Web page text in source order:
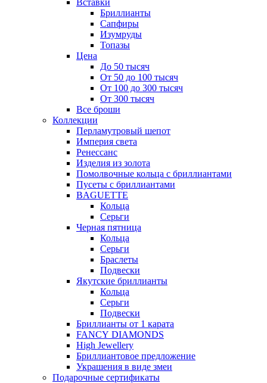
Вставки
Бриллианты
Сапфиры
Изумруды
Топазы
Цена
До 50 тысяч
От 50 до 100 тысяч
От 100 до 300 тысяч
От 300 тысяч
Все броши
Коллекции
Перламутровый шепот
Империя света
Ренессанс
Изделия из золота
Помолвочные кольца с бриллиантами
Пусеты с бриллиантами
BAGUETTE
Кольца
Серьги
Черная пятница
Кольца
Серьги
Браслеты
Подвески
Якутские бриллианты
Кольца
Серьги
Подвески
Бриллианты от 1 карата
FANCY DIAMONDS
High Jewellery
Бриллиантовое предложение
Украшения в виде змеи
Подарочные сертификаты